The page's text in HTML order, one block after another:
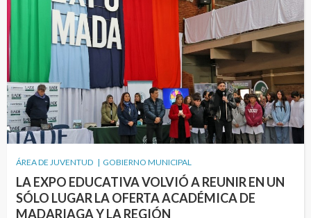
ÁREA DE JUVENTUD | GOBIERNO MUNICIPAL
LA EXPO EDUCATIVA VOLVIÓ A REUNIR EN UN
SÓLO LUGAR LA OFERTA ACADÉMICA DE
MADARIAGA Y LA REGIÓN